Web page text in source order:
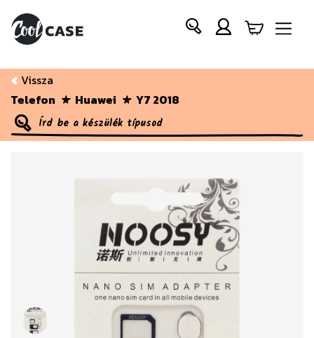
Vissza
Telefon
Huawei Y7 2018